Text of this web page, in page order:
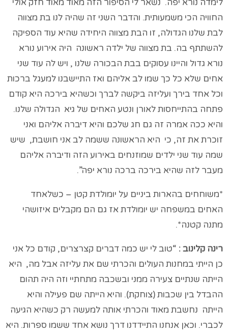
לימדה נורא יפה. נשאר לי הסיפור הזה מאוד מאוד חזק אולי
החוויה הכי משמעותית. והדבר השני זה שהיה לנו בת מצווה
לבת שלנו הגדולה, זו הבת מצווה היחידה שהיא עוד הספיקה
להשתתף בה. בת מצווה של ילדה ראשונה היה אירוע נורא
נורא גדול והיינו עסוקים בבת הבכורה שלנו , ויש לה עוד שני
אחים שלא כל כך שמו לב אליהם ואז התיישבנו למעגל ברכות
וכל אחד בירך ועליזה ביקשה לברך וכשהיא בירכה היא קודם
פתחה בהתייחסות לאורן ונטע האחים של גיא הגדולה שלנו.
והיא ככה אמרה זה גם חג שלכם והיא דיברה אליהם ואני
זוכרת את זה, כי היא הראשונה ששמה לב אני חושבת, שיש
שמה עוד שני ילדים שמוזנחים באירוע הזה ודיברה אליהם
מעבר לזה שהיא בירכה ברכה נורא יפה”.
*משוחחים בהארות ביניים על יומולדת קטן – כשלאחד
האחים במשפחה יש יומולדת אז גם הם מקבלים איזושהי
מתנה קטנה*.
רינה קלינוב : “טוב לי יש כמה דברים קצרצרים, קודם כל אני
כן הייתי במחנות העולים והכרתי שם את עליזה אבל מה, היא
הייתה שנתיים צעירה ממני ובשכבה מתחתיי וזה היה תהום
ההבדל בין שכבות (צוחקת). והיא הייתה שם פעילה והיא
הייתה נחשבת מאוד והכרתי אותה למעשה רק כשהיא הגיעה
לכברי. וכאן אנחנו התיידדנו דרך נושא אחד ששמו ספרות. היא